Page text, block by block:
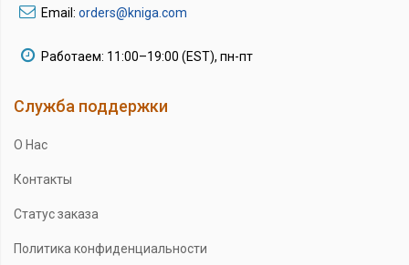
Email: orders@kniga.com
Работаем: 11:00–19:00 (EST), пн-пт
Служба поддержки
О Нас
Контакты
Статус заказа
Политика конфиденциальности